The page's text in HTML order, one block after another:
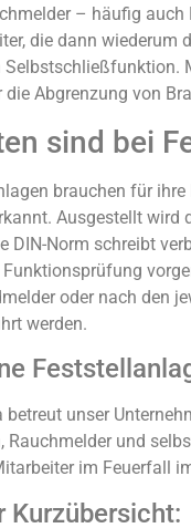
– häufig
die dann
Abgrenzung von
sind bei
brauchen für
Ausgestellt
DIN-Norm schreibt
oder nach den
werden.
unser
Rauchmelder und
im Feuerfall
Kurzübersicht: